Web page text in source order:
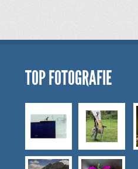
TOP FOTOGRAFIE